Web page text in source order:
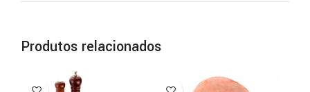
Produtos relacionados